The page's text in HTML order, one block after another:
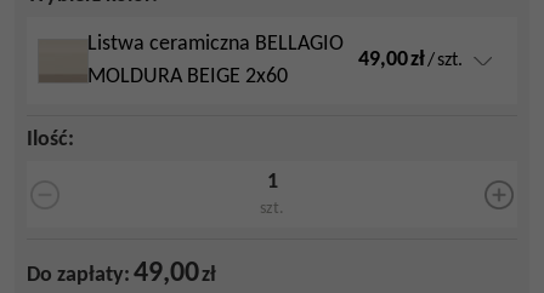
Listwa ceramiczna BELLAGIO
MOLDURA BEIGE 2x60
49,00zł/szt.
Ilość:
szt.
Do zapłaty: 49,00zł